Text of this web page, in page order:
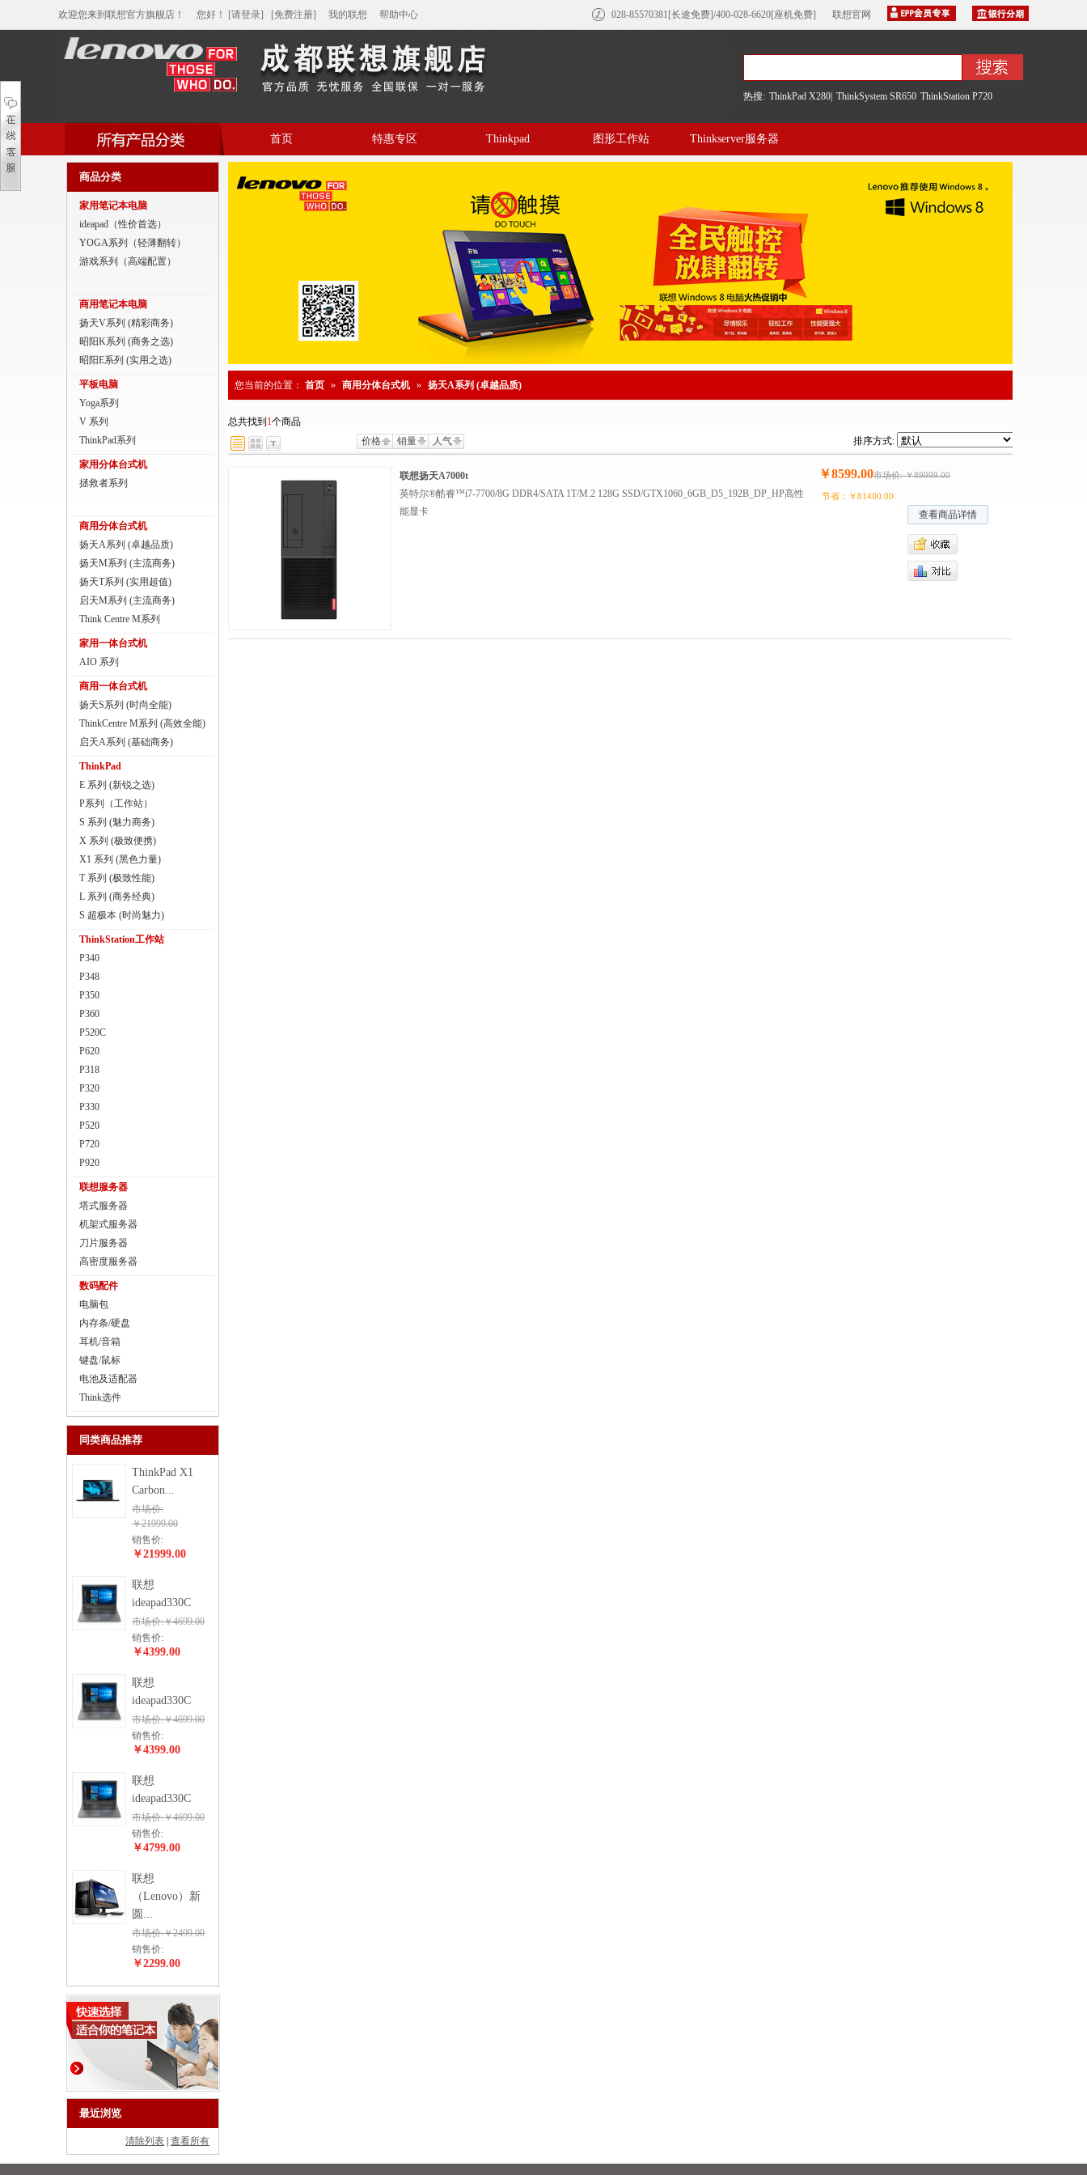
欢迎您来到联想官方旗舰店！ 您好 ！ [请登录] [免费注册] 我的联想 帮助中心 联想官网
028-85570381[长途免费]/400-028-6620[座机免费]
热搜: ThinkPad X280| ThinkSystem SR650 ThinkStation P720
家用笔记本电脑
商用笔记本电脑
平板电脑
商用分体台式机
家用一体台式机
ThinkPad
ThinkStation工作站
联想服务器
首页 特惠专区 Thinkpad 图形工作站 Thinkserver服务器
商品分类
家用笔记本电脑
ideapad（性价首选）
YOGA系列（轻薄翻转）
游戏系列（高端配置）
商用笔记本电脑
扬天V系列 (精彩商务)
昭阳K系列 (商务之选)
昭阳E系列 (实用之选)
平板电脑
Yoga系列
V 系列
ThinkPad系列
家用分体台式机
拯救者系列
商用分体台式机
扬天A系列 (卓越品质)
扬天M系列 (主流商务)
扬天T系列 (实用超值)
启天M系列 (主流商务)
Think Centre M系列
家用一体台式机
AIO 系列
商用一体台式机
扬天S系列 (时尚全能)
ThinkCentre M系列 (高效全能)
启天A系列 (基础商务)
ThinkPad
E 系列 (新锐之选)
P系列（工作站）
S 系列 (魅力商务)
X 系列 (极致便携)
X1 系列 (黑色力量)
T 系列 (极致性能)
L 系列 (商务经典)
S 超极本 (时尚魅力)
ThinkStation工作站
P340
P348
P350
P360
P520C
P620
P318
P320
P330
P520
P720
P920
联想服务器
塔式服务器
机架式服务器
刀片服务器
高密度服务器
数码配件
电脑包
内存条/硬盘
耳机/音箱
键盘/鼠标
电池及适配器
Think选件
同类商品推荐
ThinkPad X1
Carbon...
市场价:
￥21999.00
销售价:
￥21999.00
联想
ideapad330C
市场价:￥4699.00
销售价:
￥4399.00
联想
ideapad330C
市场价:￥4699.00
销售价:
￥4399.00
联想
ideapad330C
市场价:￥4699.00
销售价:
￥4799.00
联想
（Lenovo）新
圆...
市场价:￥2499.00
销售价:
￥2299.00
最近浏览
清除列表 查看所有
您当前的位置： 首页 » 商用分体台式机 » 扬天A系列 (卓越品质)
总共找到 1个商品
价格
销量 人气 排序方式:
联想扬天A7000t
英特尔®酷睿™i7-7700/8G DDR4/SATA 1T/M.2 128G SSD/GTX1060_6GB_D5_192B_DP_HP高性
能显卡
￥8599.00市场价: ￥89999.00
节省：￥81400.00
查看商品详情